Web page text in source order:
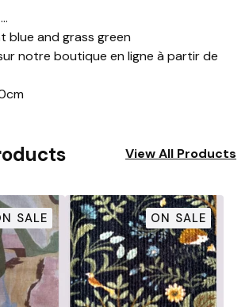
blue and grass green
notre boutique en ligne à partir de
View All Products
SALE ON SALE